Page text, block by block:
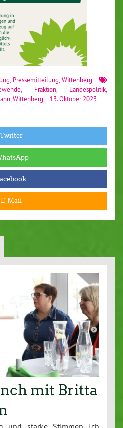
Pressemitteilung Wittenberg
Fraktion, Landespolitik
Wittenberg 13. Oktober 2023
Twitter
E-Mail
mit Britta